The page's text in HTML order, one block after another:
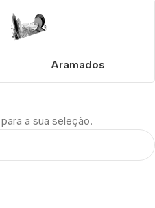
Aramados
a sua seleção.